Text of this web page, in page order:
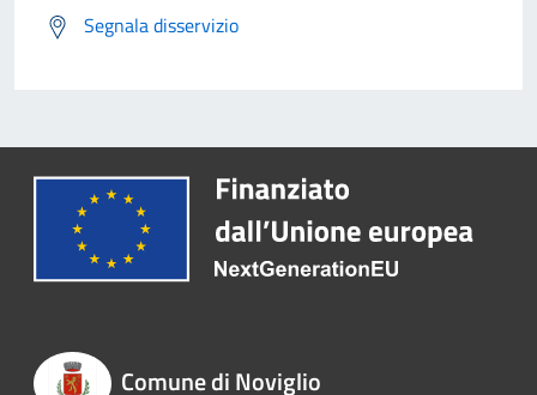
Segnala disservizio
Comune di Noviglio